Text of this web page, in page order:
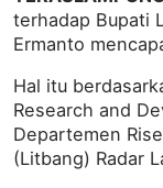
terhadap Bupati
Ermanto
Hal itu
Research and
Departemen
(Litbang) Radar